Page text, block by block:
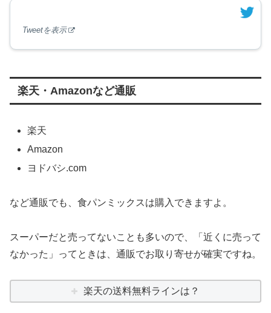
Tweetを表示
楽天・Amazonなど通販
楽天
Amazon
ヨドバシ.com
など通販でも、食パンミックスは購入できますよ。
スーパーだと売ってないことも多いので、「近くに売って
なかった」ってときは、通販でお取り寄せが確実ですね。
楽天の送料無料ラインは？